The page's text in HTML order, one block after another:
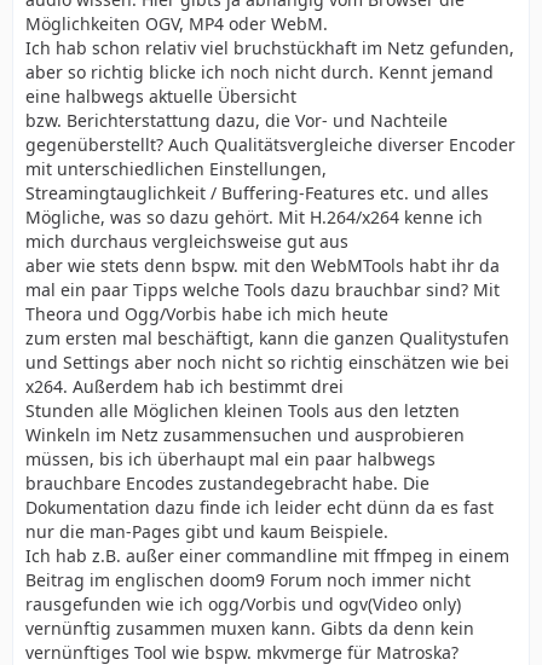
Möglichkeiten OGV, MP4 oder WebM.
Ich hab schon relativ viel bruchstückhaft im Netz gefunden,
aber so richtig blicke ich noch nicht durch. Kennt jemand
eine halbwegs aktuelle Übersicht
bzw. Berichterstattung dazu, die Vor- und Nachteile
gegenüberstellt? Auch Qualitätsvergleiche diverser Encoder
mit unterschiedlichen Einstellungen,
Streamingtauglichkeit / Buffering-Features etc. und alles
Mögliche, was so dazu gehört. Mit H.264/x264 kenne ich
mich durchaus vergleichsweise gut aus
aber wie stets denn bspw. mit den WebMTools habt ihr da
mal ein paar Tipps welche Tools dazu brauchbar sind? Mit
Theora und Ogg/Vorbis habe ich mich heute
zum ersten mal beschäftigt, kann die ganzen Qualitystufen
und Settings aber noch nicht so richtig einschätzen wie bei
x264. Außerdem hab ich bestimmt drei
Stunden alle Möglichen kleinen Tools aus den letzten
Winkeln im Netz zusammensuchen und ausprobieren
müssen, bis ich überhaupt mal ein paar halbwegs
brauchbare Encodes zustandegebracht habe. Die
Dokumentation dazu finde ich leider echt dünn da es fast
nur die man-Pages gibt und kaum Beispiele.
Ich hab z.B. außer einer commandline mit ffmpeg in einem
Beitrag im englischen doom9 Forum noch immer nicht
rausgefunden wie ich ogg/Vorbis und ogv(Video only)
vernünftig zusammen muxen kann. Gibts da denn kein
vernünftiges Tool wie bspw. mkvmerge für Matroska?